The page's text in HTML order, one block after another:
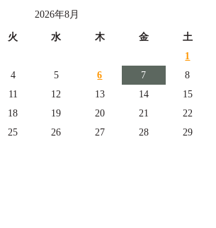
2026年8月
火 水 木 金 土
1
4 5 6 7
8
11 12 13 14
15
18 19 20 21
22
25 26 27 28
29